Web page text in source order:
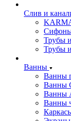
Слив и
Трубы
Трубы
Ванны
Ванны
Ванны
Ванны
Ванны